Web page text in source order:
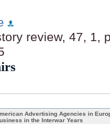
review, 47, 1,
Advertising Agencies in
in the Interwar Years